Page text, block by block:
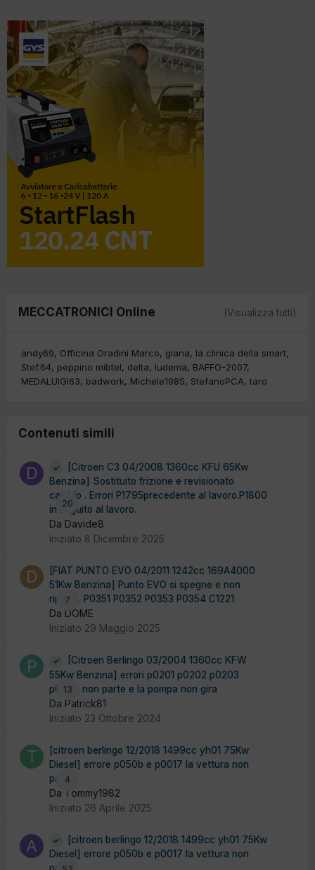
MECCATRONICI Online (Visualizza tutti)
andy69 Officina Oradini Marco giana
la clinica della smart
Stef.64
peppino mibtel delta ludema
BAFFO-2007
MEDALUIGI63
badwork Michele1985 StefanoPCA taro
Contenuti simili
20
[Citroen C3 04/2008 1360cc KFU 65Kw
Benzina] Sostituito frizione e revisionato
cambio . Errori P1795precedente al lavoro.P1800
in seguito al lavoro.
Da Davide8
Iniziato 8 Dicembre 2025
7
[FIAT PUNTO EVO 04/2011 1242cc 169A4000
51Kw Benzina] Punto EVO si spegne e non
riparte. P0351 P0352 P0353 P0354 C1221
Da DOME
Iniziato 29 Maggio 2025
13
[Citroen Berlingo 03/2004 1360cc KFW
55Kw Benzina] errori p0201 p0202 p0203
p0204 non parte e la pompa non gira
Da Patrick81
Iniziato 23 Ottobre 2024
4
[citroen berlingo 12/2018 1499cc yh01 75Kw
Diesel] errore p050b e p0017 la vettura non
parte
Da Tommy1982
Iniziato 26 Aprile 2025
[citroen berlingo 12/2018 1499cc yh01 75Kw
Diesel] errore p050b e p0017 la vettura non